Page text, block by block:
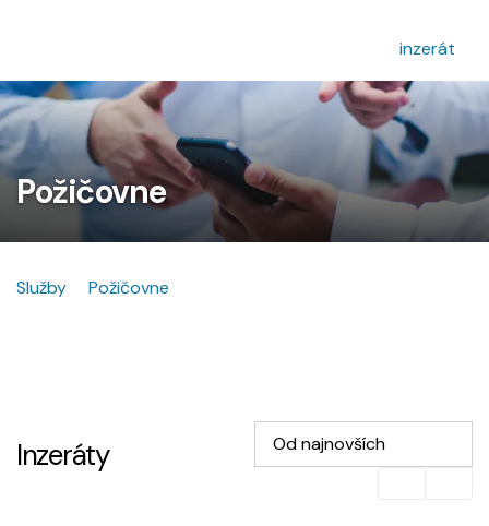
inzerát
Požičovne
Služby Požičovne
Inzeráty Od najnovších